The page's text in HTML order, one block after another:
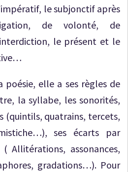
le subjonctif après
de volonté, de
le présent et le
poésie, elle a ses règles de
la syllabe, les sonorités,
(quintils, quatrains, tercets,
ses écarts par
Allitérations, assonances,
gradations…). Pour